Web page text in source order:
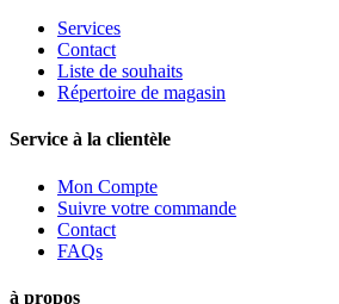
Services
Contact
Liste de souhaits
Répertoire de magasin
Service à la clientèle
Mon Compte
Suivre votre commande
Contact
FAQs
à propos